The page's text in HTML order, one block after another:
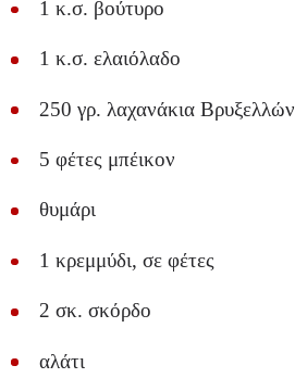
1 κ.σ. βούτυρο
1 κ.σ. ελαιόλαδο
250 γρ. λαχανάκια Βρυξελλών
5 φέτες μπέικον
θυμάρι
1 κρεμμύδι, σε φέτες
2 σκ. σκόρδο
αλάτι